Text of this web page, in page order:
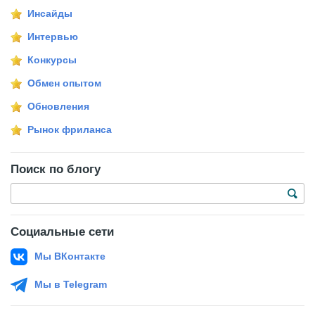
Инсайды
Интервью
Конкурсы
Обмен опытом
Обновления
Рынок фриланса
Поиск по блогу
Социальные сети
Мы ВКонтакте
Мы в Telegram